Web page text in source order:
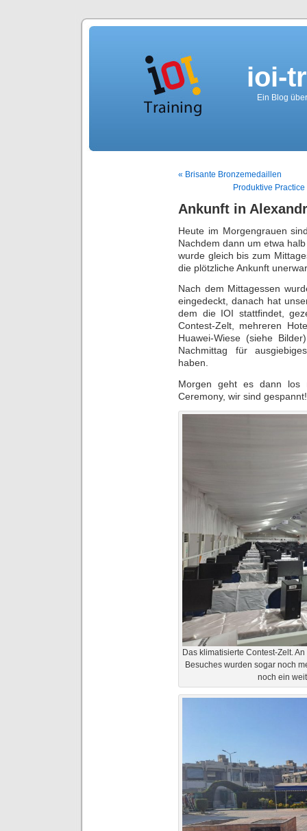
ioi-
Ein Blog
« Brisante Bronzemedaillen
Produktive
Ankunft in
Heute im Morgengrauen
Nachdem dann um etwa
wurde gleich bis zum
die plötzliche Ankunft
Nach dem Mittagessen
eingedeckt, danach hat
dem die IOI stattfindet,
Contest-Zelt, mehreren
Huawei-Wiese (siehe
Nachmittag für
haben.
Morgen geht es dann los
Ceremony, wir sind gespannt!
Das klimatisierte Contest-Zelt.
Besuches wurden sogar noch
noch ein